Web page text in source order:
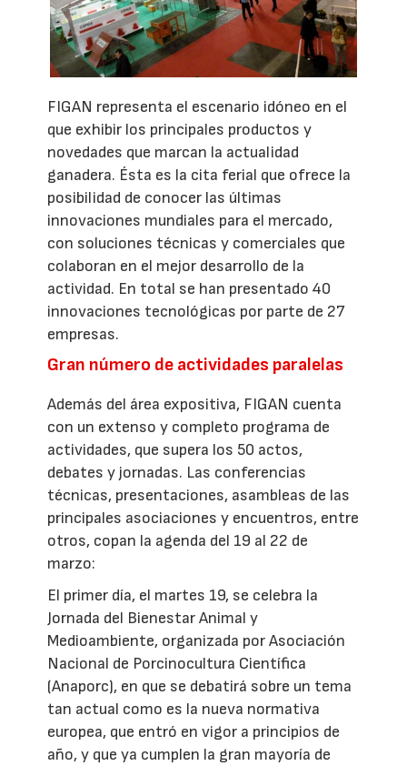
FIGAN representa el escenario idóneo en el
que exhibir los principales productos y
novedades que marcan la actualidad
ganadera. Ésta es la cita ferial que ofrece la
posibilidad de conocer las últimas
innovaciones mundiales para el mercado,
con soluciones técnicas y comerciales que
colaboran en el mejor desarrollo de la
actividad. En total se han presentado 40
innovaciones tecnológicas por parte de 27
empresas.
Gran número de actividades paralelas
Además del área expositiva, FIGAN cuenta
con un extenso y completo programa de
actividades, que supera los 50 actos,
debates y jornadas. Las conferencias
técnicas, presentaciones, asambleas de las
principales asociaciones y encuentros, entre
otros, copan la agenda del 19 al 22 de
marzo:
El primer día, el martes 19, se celebra la
Jornada del Bienestar Animal y
Medioambiente, organizada por Asociación
Nacional de Porcinocultura Científica
(Anaporc), en que se debatirá sobre un tema
tan actual como es la nueva normativa
europea, que entró en vigor a principios de
año, y que ya cumplen la gran mayoría de